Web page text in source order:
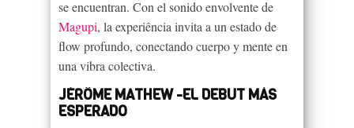
se encuentran. Con el sonido envolvente de
Magupi, la experiência invita a un estado de
flow profundo, conectando cuerpo y mente en
una vibra colectiva.
JÉRÔME MATHEW -EL DEBUT MÁS
ESPERADO